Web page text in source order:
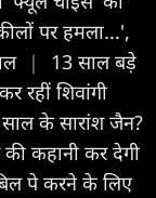
पर हमला...',
|
13 साल बड़े
रहीं शिवांगी
के सारांश जैन?
की कहानी कर देगी
पे करने के लिए